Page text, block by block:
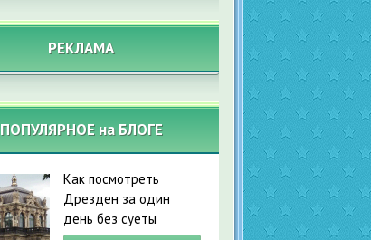
РЕКЛАМА
ПОПУЛЯРНОЕ на БЛОГЕ
Как посмотреть
Дрезден за один
день без суеты